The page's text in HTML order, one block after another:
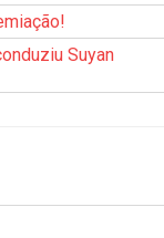
Suyan